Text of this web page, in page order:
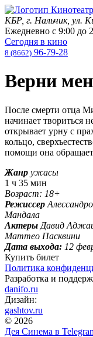
КБР, г. Нальчик, ул.
Ежедневно с 9:00 до
Сегодня в кино
8 (8662) 96-79-28
Верни
После смерти отца
начинает твориться
открывает урну с
кольцо,
помощи она
Жанр ужасы
1 ч 35 мин
Возраст: 18+
Режиссер
Мандала
Актеры Давид
Маттео Пасквини
Дата выхода: 12
Купить билет
Политика
Разработка и
danifo.ru
Дизайн:
gashtov.ru
© 2026
Дея Синема в